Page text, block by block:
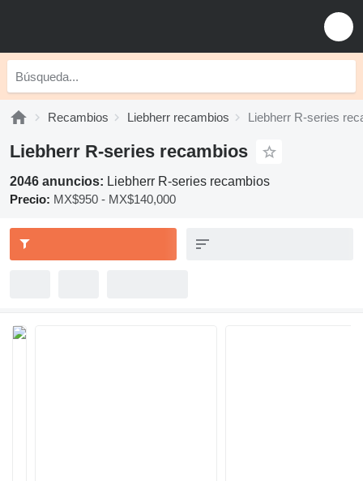
Recambios Liebherr recambios Liebherr R-series
Liebherr R-series recambios
2046 anuncios: Liebherr R-series recambios
Precio: MX$950 - MX$140,000